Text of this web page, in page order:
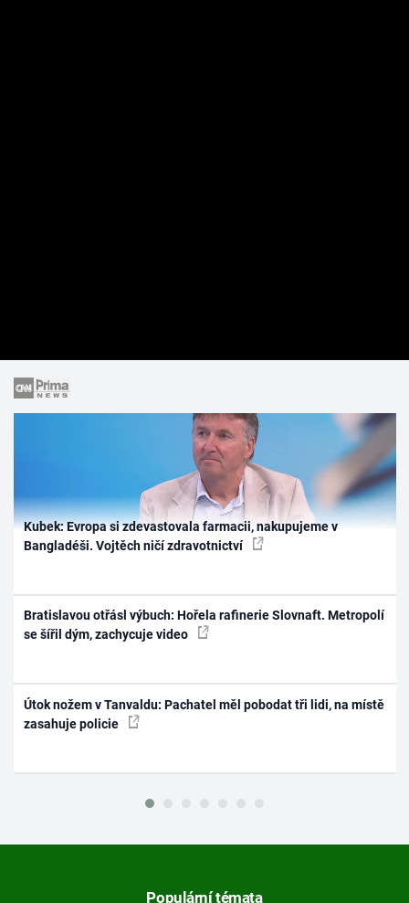
Kubek: Evropa si zdevastovala farmacii, nakupujeme v
Bangladéši. Vojtěch ničí zdravotnictví
Bratislavou otřásl výbuch: Hořela rafinerie Slovnaft. Metropolí
se šířil dým, zachycuje video
Útok nožem v Tanvaldu: Pachatel měl pobodat tři lidi, na místě
zasahuje policie
Populární témata